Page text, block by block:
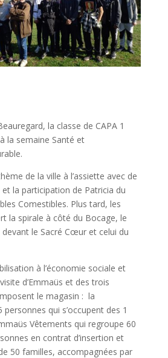
la classe de CAPA 1
la semaine Santé et
de la ville à l’assiette avec de
et la participation de Patricia du
Comestibles. Plus tard, les
la spirale à côté du Bocage, le
devant le Sacré Cœur et celui du
à l’économie sociale et
d’Emmaüs et des trois
le magasin : la
qui s’occupent des 1
Vêtements qui regroupe 60
en contrat d’insertion et
50 familles, accompagnées par